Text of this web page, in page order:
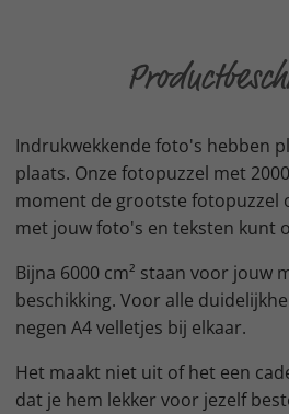
Indrukwekkende foto's hebben
plaats. Onze fotopuzzel met
moment de grootste fotopuzzel
met jouw foto's en teksten kunt
Bijna 6000 cm² staan voor jouw
beschikking. Voor alle
negen A4 velletjes bij elkaar.
Het maakt niet uit of het een
dat je hem lekker voor jezelf